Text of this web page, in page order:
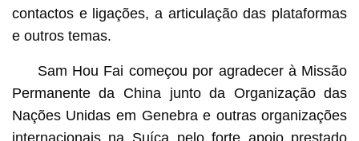
contactos e ligações, a articulação das plataformas
e outros temas.
Sam Hou Fai começou por agradecer à Missão
Permanente da China junto da Organização das
Nações Unidas em Genebra e outras organizações
internacionais na Suíça pelo forte apoio prestado